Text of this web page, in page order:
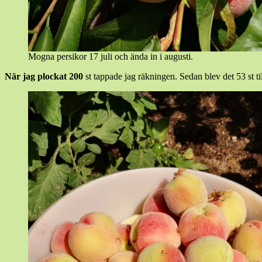
Mogna persikor 17 juli och ända in i augusti.
När jag plockat 200 st tappade jag räkningen. Sedan blev det 53 st